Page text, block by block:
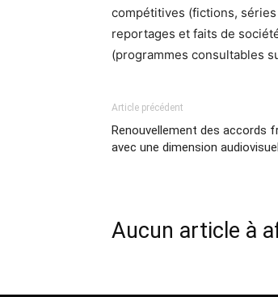
compétitives (fictions,
reportages et faits de
(programmes consultables
Article précédent
Renouvellement des accords
avec une dimension
Aucun article à